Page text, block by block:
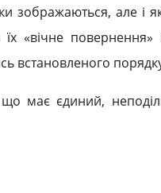
зображаються, але і
«вічне
встановленого
має єдиний,